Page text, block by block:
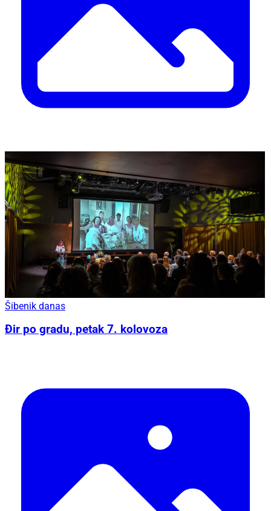
Šibenik danas
Đir po gradu, petak 7. kolovoza